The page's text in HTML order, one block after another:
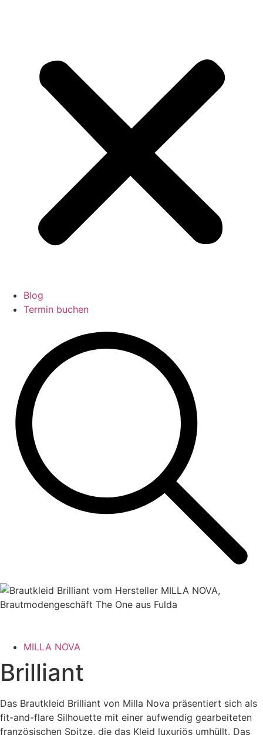
Blog
Termin buchen
MILLA NOVA
Brilliant
Das Brautkleid Brilliant von Milla Nova präsentiert sich als
fit-and-flare Silhouette mit einer aufwendig gearbeiteten
französischen Spitze, die das Kleid luxuriös umhüllt. Das